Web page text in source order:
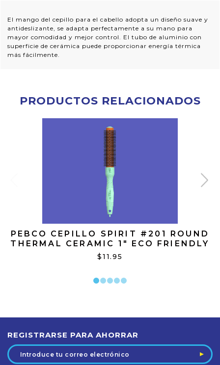
El mango del cepillo para el cabello adopta un diseño suave y
antideslizante, se adapta perfectamente a su mano para
mayor comodidad y mejor control. El tubo de aluminio con
superficie de cerámica puede proporcionar energía térmica
más fácilmente.
PRODUCTOS RELACIONADOS
PEBCO CEPILLO SPIRIT #201 ROUND
THERMAL CERAMIC 1" ECO FRIENDLY
$11.95
REGISTRARSE PARA AHORRAR
Dirección
de